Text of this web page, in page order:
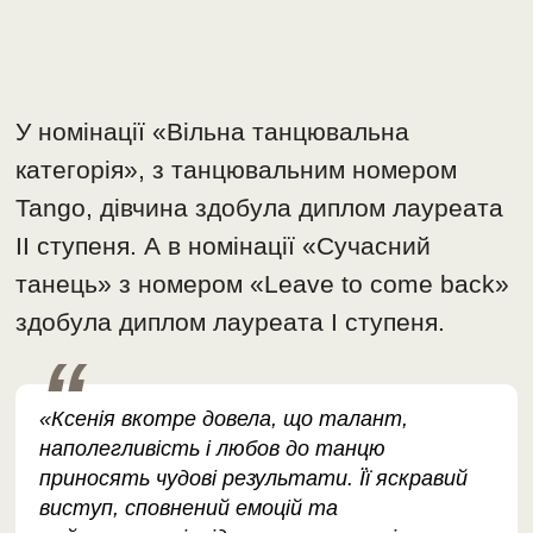
У номінації «Вільна танцювальна
категорія», з танцювальним номером
Tango, дівчина здобула диплом лауреата
II ступеня. А в номінації «Сучасний
танець» з номером «Leave to come back»
здобула диплом лауреата I ступеня.
«Ксенія вкотре довела, що талант,
наполегливість і любов до танцю
приносять чудові результати. Її яскравий
виступ, сповнений емоцій та